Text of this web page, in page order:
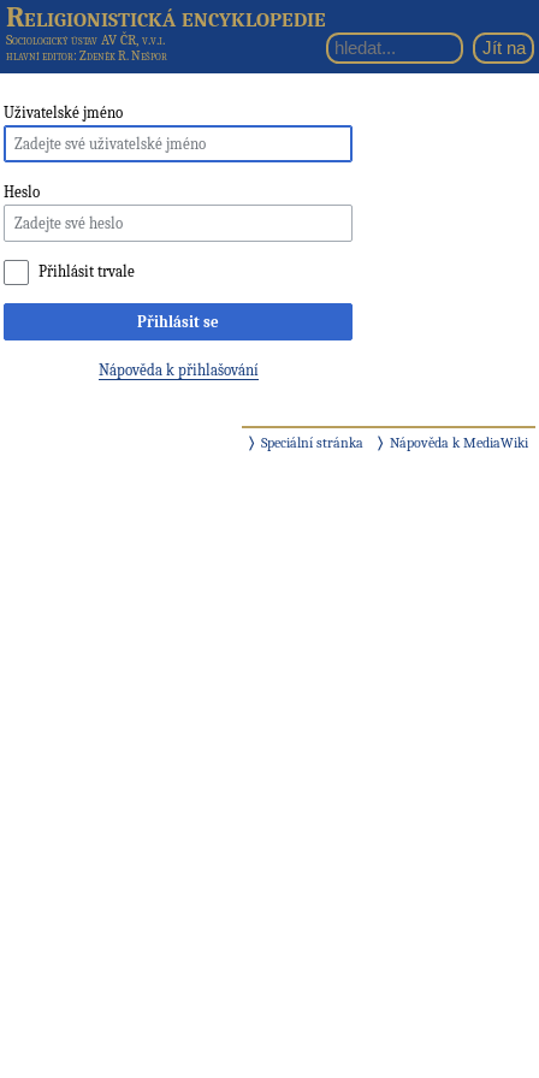
Religionistická encyklopedie
Sociologický ústav AV ČR, v.v.i.
hlavní editor: Zdeněk R. Nešpor
Uživatelské jméno
Heslo
Přihlásit trvale
Přihlásit se
Nápověda k přihlašování
Speciální stránka Nápověda k MediaWiki